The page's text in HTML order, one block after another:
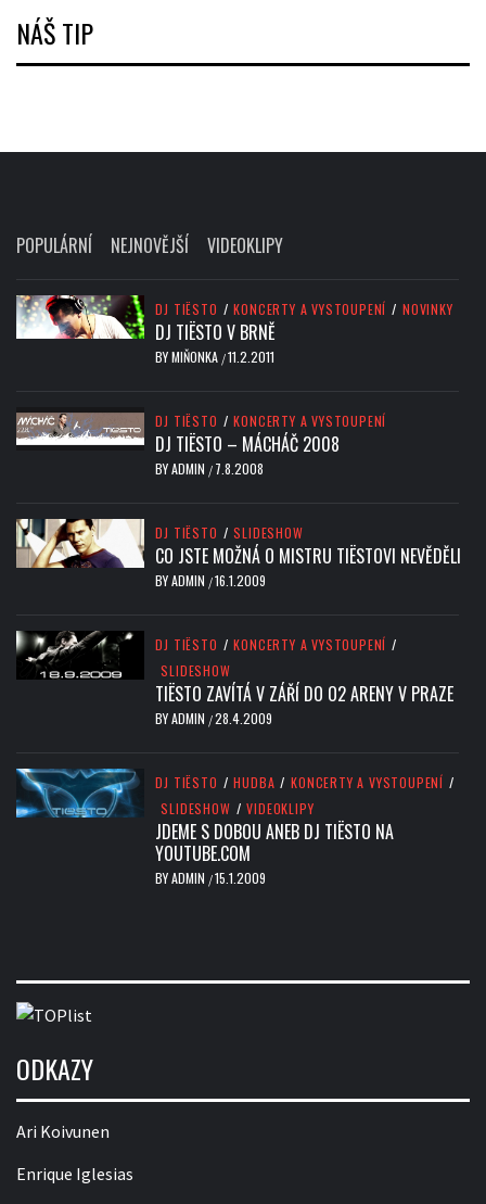
NÁŠ TIP
POPULÁRNÍ NEJNOVĚJŠÍ VIDEOKLIPY
DJ TIËSTO / KONCERTY A VYSTOUPENÍ / NOVINKY
DJ TIËSTO V BRNĚ
BYMIŇONKA /11.2.2011
DJ TIËSTO / KONCERTY A VYSTOUPENÍ
DJ TIËSTO – MÁCHÁČ 2008
BYADMIN / 7.8.2008
DJ TIËSTO / SLIDESHOW
CO JSTE MOŽNÁ O MISTRU TIËSTOVI NEVĚDĚLI
BYADMIN /16.1.2009
DJ TIËSTO / KONCERTY A VYSTOUPENÍ /
SLIDESHOW
TIËSTO ZAVÍTÁ V ZÁŘÍ DO O2 ARENY V PRAZE
BYADMIN /28.4.2009
DJ TIËSTO / HUDBA / KONCERTY A VYSTOUPENÍ /
SLIDESHOW / VIDEOKLIPY
JDEME S DOBOU ANEB DJ TIËSTO NA
YOUTUBE.COM
BYADMIN /15.1.2009
ODKAZY
Ari Koivunen
Enrique Iglesias